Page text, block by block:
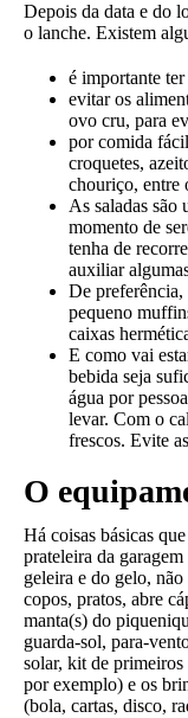
Depois da data e do
o lanche. Existem
é importante
evitar os
ovo cru, para
por comida
croquetes,
chouriço, entre
As saladas são
momento de
tenha de
auxiliar
De
pequeno
caixas
E como vai
bebida seja
água por
levar. Com o
frescos. Evite
O
Há coisas básicas
prateleira da
geleira e do gelo, não
copos, pratos, abre
manta(s) do
guarda-sol, para-
solar, kit de
por exemplo) e os
(bola, cartas, disco,